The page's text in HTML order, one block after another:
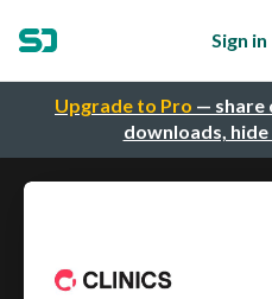
Upgrade to Pro — share
downloads,
Sign in